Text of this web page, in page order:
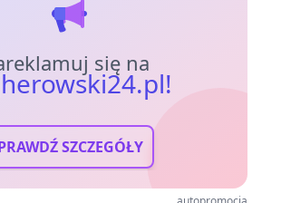
się na
SZCZEGÓŁY